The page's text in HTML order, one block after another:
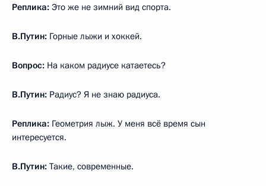
Реплика: Это же не зимний вид спорта.
В.Путин: Горные лыжи и хоккей.
Вопрос: На каком радиусе катаетесь?
В.Путин: Радиус? Я не знаю радиуса.
Реплика: Геометрия лыж. У меня всё время сын
интересуется.
В.Путин: Такие, современные.